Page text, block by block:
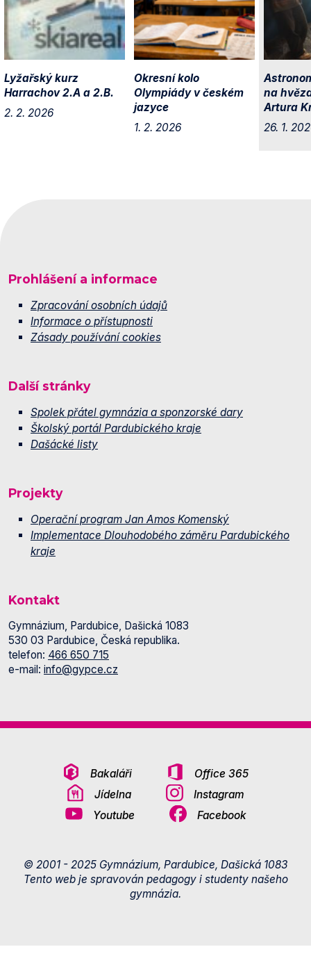
Lyžařský kurz
Harrachov 2.A a 2.B.
2. 2. 2026
Okresní kolo
Olympiády v českém
jazyce
1. 2. 2026
na
Artura
26. 1.
Prohlášení a informace
Zpracování osobních údajů
Informace o přístupnosti
Zásady používání cookies
Další stránky
Spolek přátel gymnázia a sponzorské dary
Školský portál Pardubického kraje
Dašácké listy
Projekty
Operační program Jan Amos Komenský
Implementace Dlouhodobého záměru Pardubického
kraje
Kontakt
Gymnázium, Pardubice, Dašická 1083
530 03 Pardubice, Česká republika.
telefon: 466 650 715
e-mail: info@gypce.cz
Bakaláři
Office 365
Jídelna
Instagram
Youtube
Facebook
© 2001 - 2025 Gymnázium, Pardubice, Dašická 1083
Tento web je spravován pedagogy i studenty našeho
gymnázia.